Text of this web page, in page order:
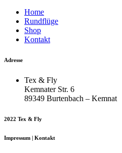
Home
Rundflüge
Shop
Kontakt
Adresse
Tex & Fly
Kemnater Str. 6
89349 Burtenbach – Kemnat
2022 Tex & Fly
Impressum | Kontakt